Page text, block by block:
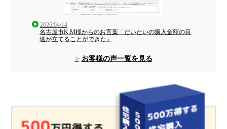
2026/04/14
名古屋市K.M様からのお言葉「だいたいの購入金額の目
途が立てることができた」
お客様の声一覧を見る